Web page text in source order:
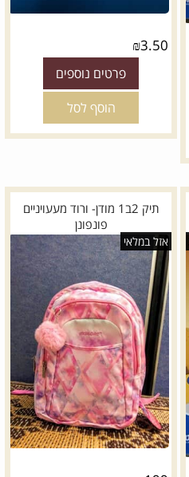
₪3.50
פרטים נוספים
הוסף לסל
תיק 2ב1 מודן- ורוד מעעויניים
פונפונן
אזל במלאי